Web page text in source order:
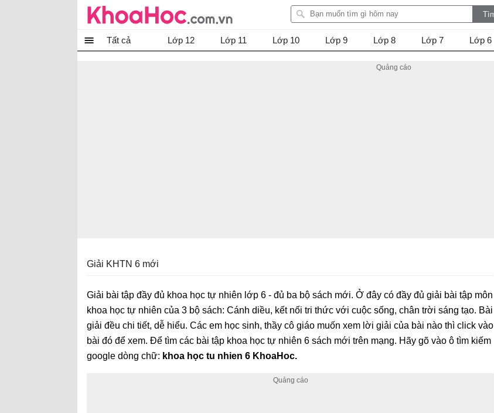
Tất cả Lớp 12 Lớp 11 Lớp 10 Lớp 9 Lớp 8 Lớp 7 Lớp 6
Giải KHTN 6 mới
Giải bài tập đầy đủ khoa học tự nhiên lớp 6 - đủ ba bộ sách mới. Ở đây có đầy đủ giải bài tập môn
khoa học tự nhiên của 3 bộ sách: Cánh diều, kết nối tri thức với cuộc sống, chân trời sáng tạo. Bài
giải đều chi tiết, dễ hiểu. Các em học sinh, thầy cô giáo muốn xem lời giải của bài nào thì click vào
bài đó để xem. Để tìm các bài tập khoa học tự nhiên 6 sách mới trên mạng. Hãy gõ vào ô tìm kiếm
google dòng chữ: khoa học tu nhien 6 KhoaHoc.